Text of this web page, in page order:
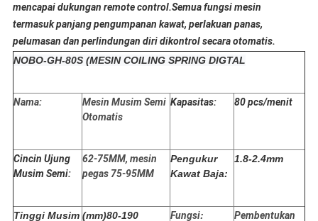
mencapai dukungan remote control.Semua fungsi mesin
termasuk panjang pengumpanan kawat, perlakuan panas,
pelumasan dan perlindungan diri dikontrol secara otomatis.
NOBO-GH-80S (MESIN COILING SPRING DIGTAL
Nama:
Mesin Musim Semi
Otomatis
Kapasitas: 80 pcs/menit
Cincin Ujung
Musim Semi:
62-75MM, mesin
pegas 75-95MM
Pengukur
Kawat Baja:
1.8-2.4mm
Tinggi Musim (mm)80-190 Fungsi:
Pembentukan